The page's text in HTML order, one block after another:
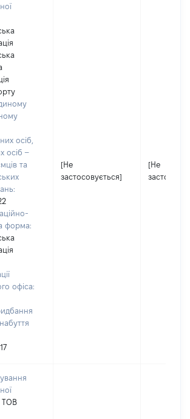
осіб,
осіб –
та
форма:
офіса:
[Не
застосовується]
[Не
ТОВ